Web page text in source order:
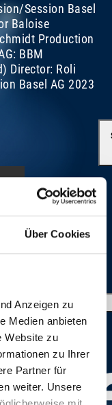
Über Cookies
Anzeigen zu
Medien anbieten
Website zu
zu Ihrer
Partner für
weiter. Unsere
Session Basel
Baloise
Production
BBM
Director: Roli
Basel AG 2023